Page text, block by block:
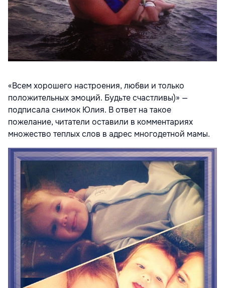
«Всем хорошего настроения, любви и только
положительных эмоций. Будьте счастливы)» —
подписала снимок Юлия. В ответ на такое
пожелание, читатели оставили в комментариях
множество теплых слов в адрес многодетной мамы.